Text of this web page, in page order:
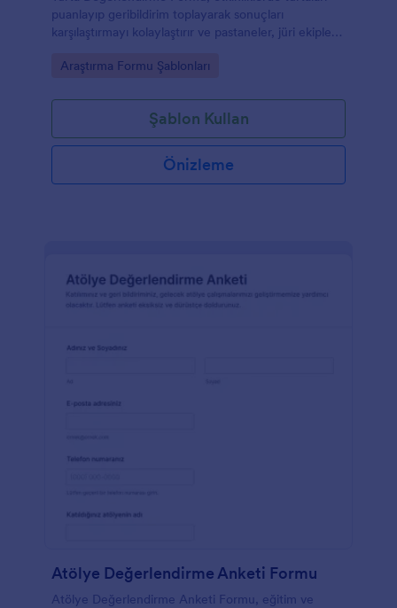
puanlayıp geribildirim toplayarak sonuçları
karşılaştırmayı kolaylaştırır ve pastaneler, jüri ekipleri
sağlar.
Go to Category:
Araştırma Formu Şablonları
Şablon Kullan
Önizleme
Atölye Değerlendirme Anketi Formu
Atölye Değerlendirme Anketi Formu, eğitim ve